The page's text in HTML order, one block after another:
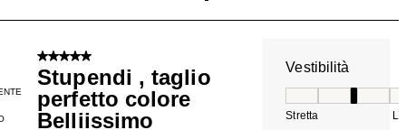
5 su 5 stelle.
Stupendi , taglio
perfetto colore
Belliissimo
Vestibilità
Stretta